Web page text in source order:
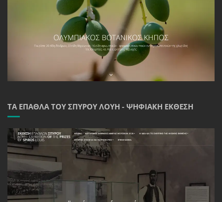
ΤΑ ΈΠΑΘΛΑ ΤΟΥ ΣΠΎΡΟΥ ΛΟΎΗ - ΨΗΦΙΑΚΉ ΈΚΘΕΣΗ